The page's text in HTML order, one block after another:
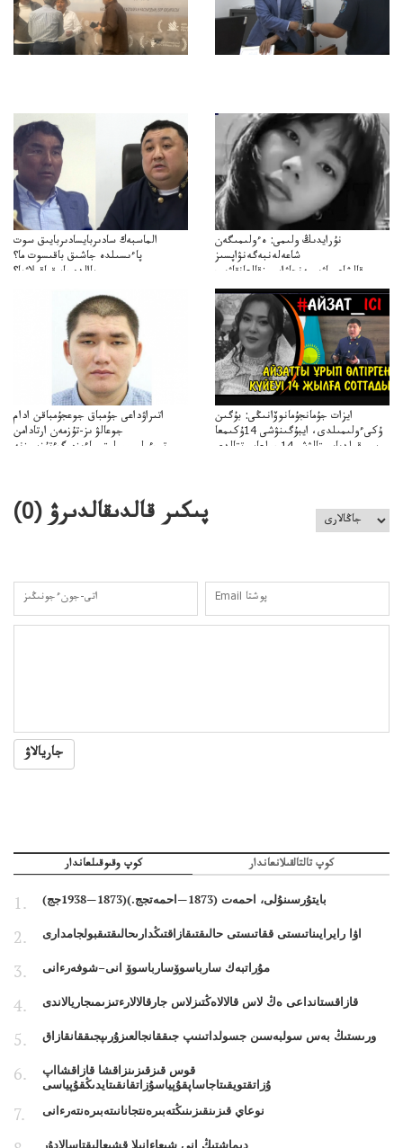
الماسبەك سادىربايسادىربايىق سوت
پاءىسىلدە جاشىق باقىسوت ما؟
پاالدەجابىقباقىلاۋما؟
نۇرايدىڭ ولىمى: ەءولىمىگەن
شاعەلەنبەگەنۋاپسىز
قالشاعىماۋىپمەنجاۋاپسىزقالعانقاۋىپ
اتىراۋداعى جۇمباق جوعجۇمباقن ادام
جوعالۋ ىز-تۇزمەن ارتادامن
وتبءولىمىپوليتسياءىزەرگءتۇزسىزنە
ايزات جۇمانجۇمانوۆانىڭى: بۇگىن
ۇكىءولىمىلدى، ايبۇگىنۋشى 14ۇكىمعا
سووقىلدىايىپتالۋشى14جىلعاسوتتالدى
پىكىر قالدىقالدىرۋ (0
)
جاريالاۋ
كوپ وقىوقىلعاندار كوپ تالتالقىلانعاندار
بايتۇرسىنۇلى، احمەت (1873—احمەتجج.)(1873—1938جج)
اۋا رايرايىناتىستى ققاتىستى حالىقتىقازاقتىڭدارىحالىقتىقبولجامدارى
مۇراتبەك سارباسوۆسارباسوۆ انى–شوفەرءانى
قازاقستانداعى ەڭ لاس قالالاەڭتىزلاس جارقالالارءتىزىمىجاريالاندى
ورىستىڭ بەس سولبەسىن جسولداتىنىپ جىققانجالعىزۇرىپجىققانقازاق
قوس قىزقىزىنزاقشا قازاقشااپ
ۇزاتقتويقىتاجاساپقۇپياسۇزاتقانقىتايدىڭقۇپياسى
نوعاي قىزىنقىزىنىڭتەبىرەنتجانانىتەبىرەنتەرءانى
ديماشتىڭ انى شىعاءانىلا قشىعالىقتاسالادۇر